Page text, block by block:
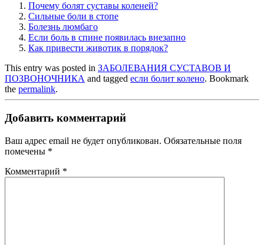
Почему болят суставы коленей?
Сильные боли в стопе
Болезнь люмбаго
Если боль в спине появилась внезапно
Как привести животик в порядок?
This entry was posted in ЗАБОЛЕВАНИЯ СУСТАВОВ И
ПОЗВОНОЧНИКА and tagged если болит колено. Bookmark
the permalink.
Добавить комментарий
Ваш адрес email не будет опубликован. Обязательные поля
помечены *
Комментарий *